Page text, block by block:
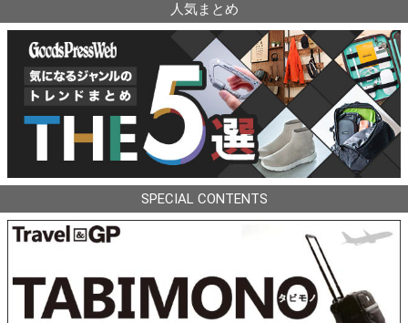
人気まとめ
SPECIAL CONTENTS